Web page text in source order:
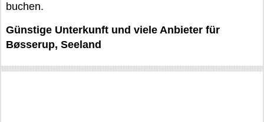
buchen.
Günstige Unterkunft und viele Anbieter für
Bøsserup, Seeland